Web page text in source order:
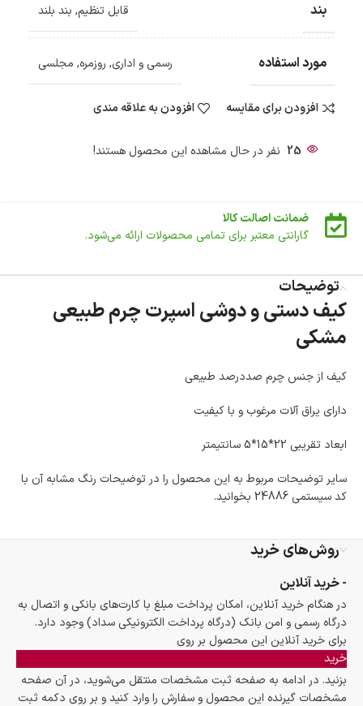
بند قابل تنظیم, بند بلند
مورد استفاده رسمی و اداری, روزمره, مجلسی
افزودن برای مقایسه افزودن به علاقه مندی
25 نفر در حال مشاهده این محصول هستند!
سفارش‌های بیش از500 هزار تومان ، رایگان به سراسر کشور
ضمانت بازگشت کالا
وجود دارد.
ضمانت اصالت کالا
گارانتی معتبر برای تمامی محصولات ارائه می‌شود.
توضیحات
کیف دستی و دوشی اسپرت چرم طبیعی
مشکی
کیف از جنس چرم صددرصد طبیعی
دارای یراق آلات مرغوب و با کیفیت
ابعاد تقریبی 22*15*5 سانتیمتر
سایر توضیحات مربوط به این محصول را در توضیحات رنگ مشابه آن با
کد سیستمی 24886 بخوانید.
روش‌های خرید
- خرید آنلاین
در هنگام خرید آنلاین، امکان پرداخت مبلغ با کارت‌های بانکی و اتصال به
درگاه رسمی و امن بانک (درگاه پرداخت الکترونیکی سداد) وجود دارد.
برای خرید آنلاین این محصول بر روی
خرید
بزنید. در ادامه به صفحه ثبت مشخصات منتقل می‌شوید، در آن صفحه
مشخصات گیرنده این محصول و سفارش را وارد کنید و بر روی دکمه ثبت